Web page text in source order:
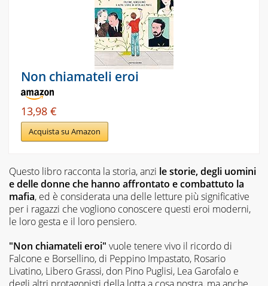
Non chiamateli eroi
13,98 €
Acquista su Amazon
Questo libro racconta la storia, anzi le storie, degli uomini
e delle donne che hanno affrontato e combattuto la
mafia, ed è considerata una delle letture più significative
per i ragazzi che vogliono conoscere questi eroi moderni,
le loro gesta e il loro pensiero.
"Non chiamateli eroi" vuole tenere vivo il ricordo di
Falcone e Borsellino, di Peppino Impastato, Rosario
Livatino, Libero Grassi, don Pino Puglisi, Lea Garofalo e